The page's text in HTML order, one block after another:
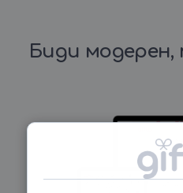
Биди модерен,